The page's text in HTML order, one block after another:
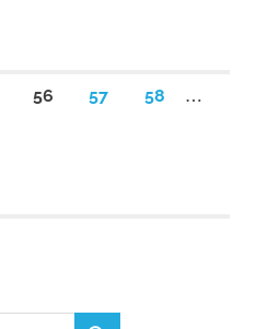
56 57 58 …